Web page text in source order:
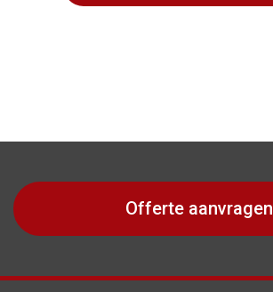
Offerte aanvragen